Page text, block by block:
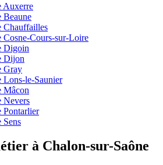
Auxerre
Beaune
Chauffailles
Cours-sur-Loire
Digoin
Dijon
Gray
le-Saunier
Mâcon
Nevers
Pontarlier
Sens
à Chalon-sur-Saône